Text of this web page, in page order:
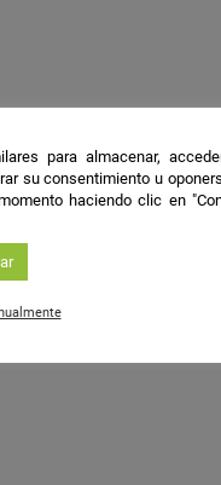
para almacenar,
su consentimiento u
haciendo clic en